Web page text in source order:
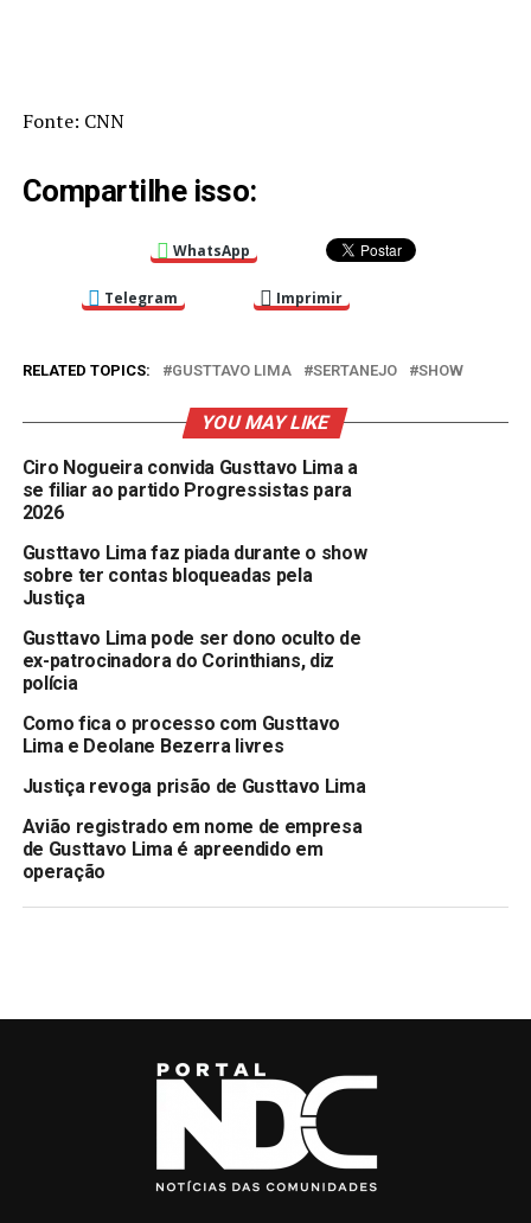
Fonte: CNN
Compartilhe isso:
WhatsApp
Telegram Imprimir
RELATED TOPICS: GUSTTAVO LIMA SERTANEJO SHOW
YOU MAY LIKE
Ciro Nogueira convida Gusttavo Lima a
se filiar ao partido Progressistas para
2026
Gusttavo Lima faz piada durante o show
sobre ter contas bloqueadas pela
Justiça
Gusttavo Lima pode ser dono oculto de
ex-patrocinadora do Corinthians, diz
polícia
Como fica o processo com Gusttavo
Lima e Deolane Bezerra livres
Justiça revoga prisão de Gusttavo Lima
Avião registrado em nome de empresa
de Gusttavo Lima é apreendido em
operação